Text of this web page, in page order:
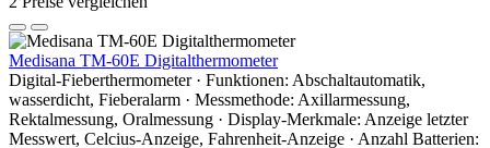
Medisana TM-60E Digitalthermometer
Digital-Fieberthermometer · Funktionen: Abschaltautomatik,
wasserdicht, Fieberalarm · Messmethode: Axillarmessung,
Rektalmessung, Oralmessung · Display-Merkmale: Anzeige letzter
Messwert, Celcius-Anzeige, Fahrenheit-Anzeige · Anzahl Batterien: